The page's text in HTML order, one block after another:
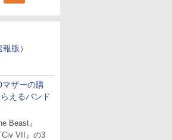
版）
ザーの購
えるバンド
Beast』
Civ VII』の3